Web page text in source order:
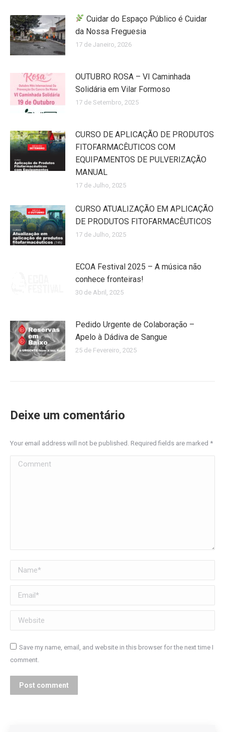
Cuidar do Espaço Público é Cuidar
da Nossa Freguesia
17 de Janeiro, 2026
OUTUBRO ROSA – VI Caminhada
Solidária em Vilar Formoso
17 de Setembro, 2025
CURSO DE APLICAÇÃO DE PRODUTOS
FITOFARMACÊUTICOS COM
EQUIPAMENTOS DE PULVERIZAÇÃO
MANUAL
17 de Julho, 2025
CURSO ATUALIZAÇÃO EM APLICAÇÃO
DE PRODUTOS FITOFARMACÊUTICOS
17 de Julho, 2025
ECOA Festival 2025 – A música não
conhece fronteiras!
30 de Abril, 2025
Pedido Urgente de Colaboração –
Apelo à Dádiva de Sangue
25 de Fevereiro, 2025
Deixe um comentário
Your email address will not be published. Required fields are marked *
Comment
Name *
Email *
Website
Save my name, email, and website in this browser for the next time I
comment.
Post comment